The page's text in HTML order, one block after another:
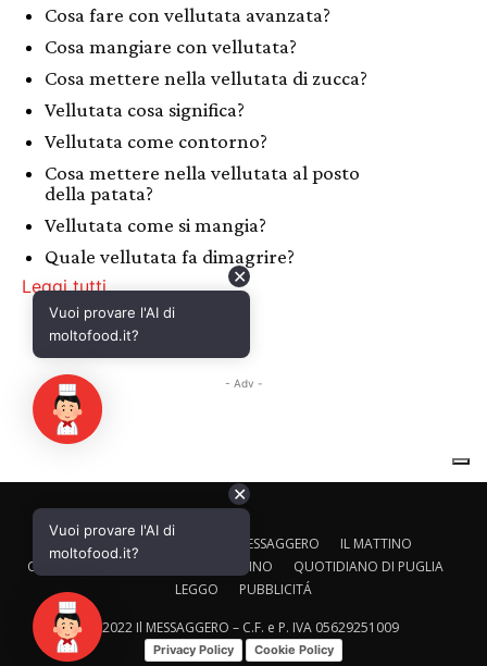
CALTAGIRONE EDITORE IL MESSAGGERO
IL MATTINO
CORRIERE ADRIATICO
IL GAZZETTINO
QUOTIDIANO DI PUGLIA
LEGGO
PUBBLICITÁ
© 2022 Il MESSAGGERO – C.F. e P. IVA 05629251009
Privacy Policy Cookie Policy
✕
Vuoi provare l'AI di
moltofood.it?